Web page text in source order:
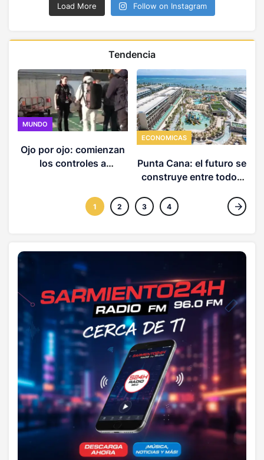
Load More Follow on Instagram
Tendencia
MUNDO
Ojo por ojo: comienzan
los controles a
ECONOMICAS
Punta Cana: el futuro se
construye entre todos
1 2 3 4